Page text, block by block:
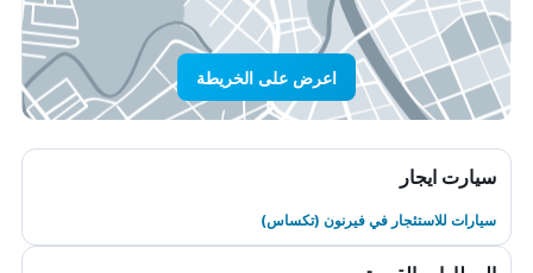
اعرض على الخريطة
سيارت ايجار
سيارات للاستئجار في فيرنون (تكساس)